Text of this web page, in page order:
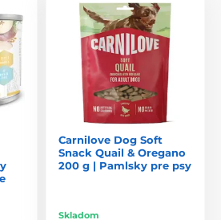
Carnilove Dog Soft
Snack Quail & Oregano
200 g | Pamlsky pre psy
Skladom